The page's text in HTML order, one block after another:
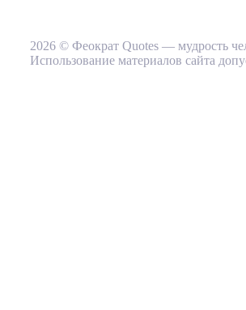
2026 © Феократ Quotes — мудрость
Использование материалов сайта